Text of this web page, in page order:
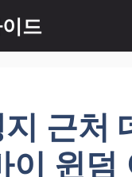
드
근처
이 윈덤